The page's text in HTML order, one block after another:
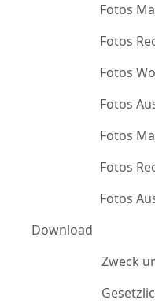
Fotos
Fotos
Fotos
Fotos
Fotos
Fotos
Fotos
Download
Zweck